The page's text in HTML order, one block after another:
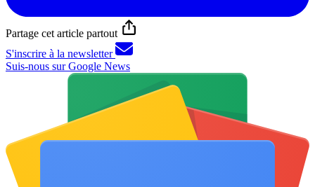
Partage cet article partout
S'inscrire à la newsletter
Suis-nous sur Google News